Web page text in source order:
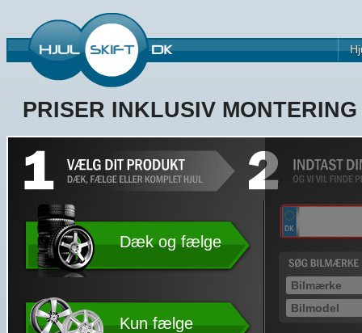
PRISER INKLUSIV
Dæk og fælge
Kun fælge